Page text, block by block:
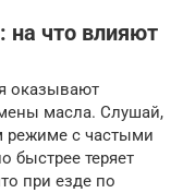
что влияют
оказывают
масла. Слушай,
режиме с частыми
быстрее теряет
при езде по